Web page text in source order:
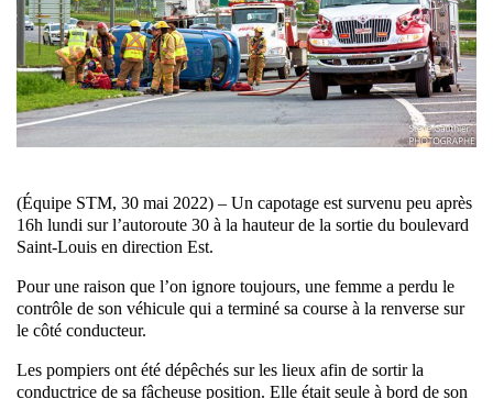
(Équipe STM, 30 mai 2022) – Un capotage est survenu peu après
16h lundi sur l’autoroute 30 à la hauteur de la sortie du boulevard
Saint-Louis en direction Est.
Pour une raison que l’on ignore toujours, une femme a perdu le
contrôle de son véhicule qui a terminé sa course à la renverse sur
le côté conducteur.
Les pompiers ont été dépêchés sur les lieux afin de sortir la
conductrice de sa fâcheuse position. Elle était seule à bord de son